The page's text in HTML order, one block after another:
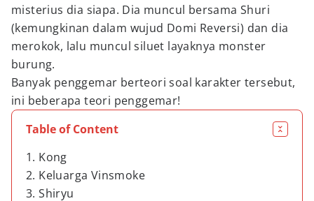
misterius dia siapa. Dia muncul bersama Shuri
(kemungkinan dalam wujud Domi Reversi) dan dia
merokok, lalu muncul siluet layaknya monster
burung.
Banyak penggemar berteori soal karakter tersebut,
ini beberapa teori penggemar!
Table of Content
1. Kong
2. Keluarga Vinsmoke
3. Shiryu